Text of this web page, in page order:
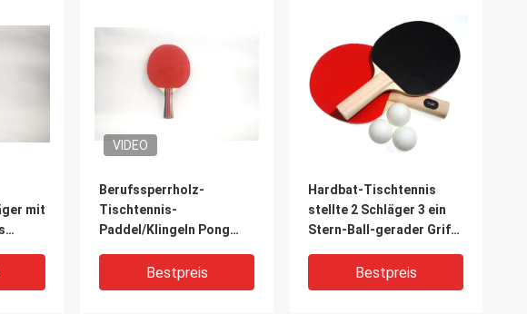
mit
VIDEO
Berufssperrholz-
Tischtennis-
Paddel/Klingeln Pong
Bestpreis
Hardbat-Tischtennis
stellte 2 Schläger 3 ein
Stern-Ball-gerader Griff-
Bestpreis